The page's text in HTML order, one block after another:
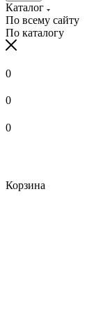
Каталог
По всему сайту
По каталогу
0
0
0
Корзина